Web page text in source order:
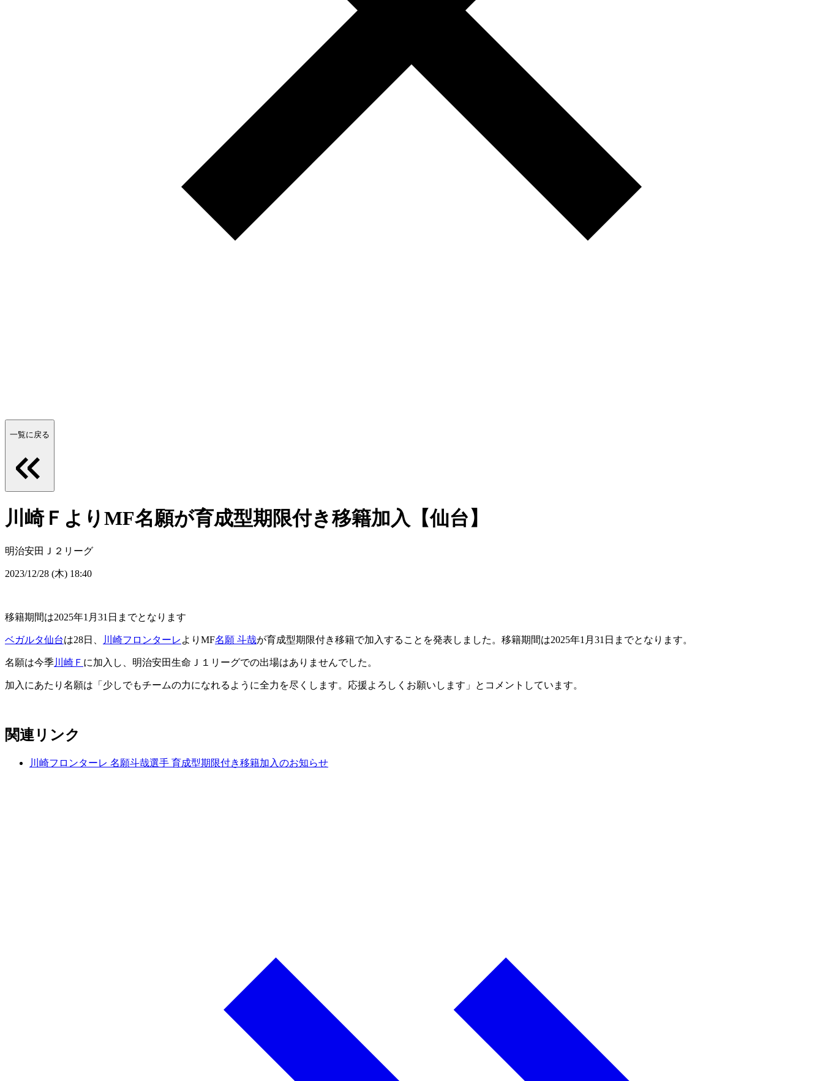
一覧に戻る
川崎ＦよりMF名願が育成型期限付き移籍加入【仙台】
明治安田Ｊ２リーグ
2023/12/28 (木) 18:40
移籍期間は2025年1月31日までとなります
ベガルタ仙台は28日、 川崎フロンターレ よりMF名願 斗哉が育成型期限付き移籍で加入することを発表しました。移籍期間は2025年1月31日までとなります。
名願は今季川崎Ｆ に加入し、明治安田生命Ｊ１リーグでの出場はありませんでした。
加入にあたり名願は「少しでもチームの力になれるように全力を尽くします。応援よろしくお願いします」とコメントしています。
関連リンク
川崎フロンターレ 名願斗哉選手 育成型期限付き移籍加入のお知らせ